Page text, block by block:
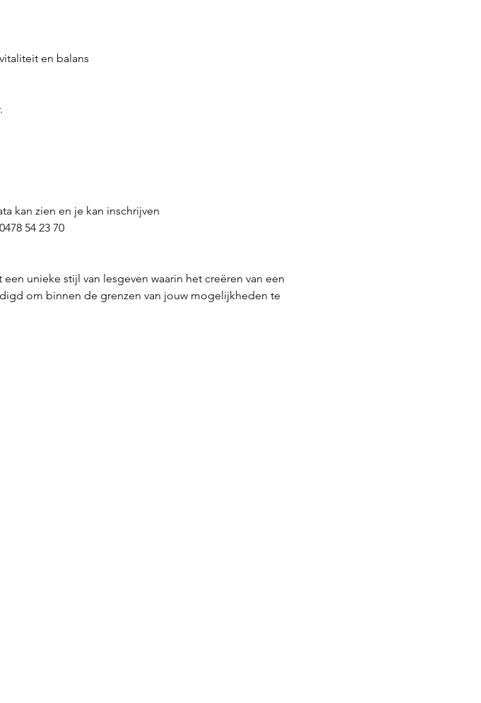
en balans
kan zien en je kan inschrijven
54 23 70
unieke stijl van lesgeven waarin het creëren van een
om binnen de grenzen van jouw mogelijkheden te